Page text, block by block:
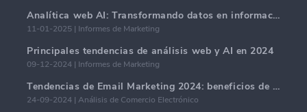
Analítica web AI: Transformando datos en información con precisión
11-01-2025 | Informes de Marketing
Principales tendencias de análisis web y AI en 2024
09-12-2024 | Informes de Marketing
Tendencias de Email Marketing 2024: beneficios de la hiper-personalización
24-09-2024 | Análisis de Comercio Electrónico